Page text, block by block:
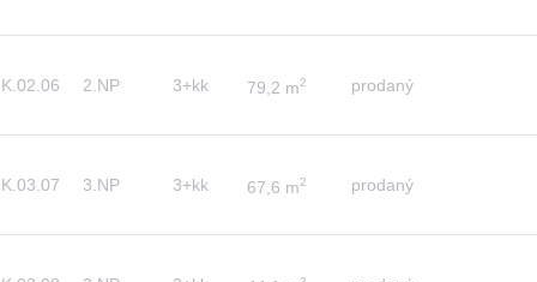
K.02.06 2.NP 3+kk 79,2 m2 prodaný
K.03.07 3.NP 3+kk 67,6 m2 prodaný